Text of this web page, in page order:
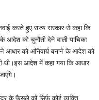
करते हुए राज्य सरकार से कहा कि
आदेश को चुनौती देने वाली याचिका
आधार को अनिवार्य बनाने के आदेश को
थी।इस आदेश में कहा गया कि आधार
के फैसले को सिर्फ कोई व्यक्ति